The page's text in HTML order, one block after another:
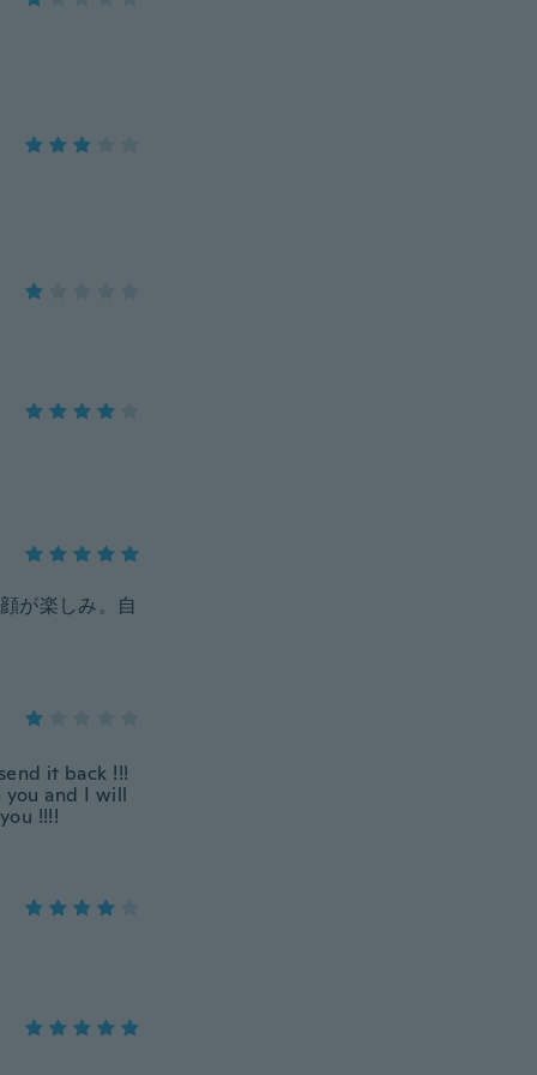
が楽しみ。自
it back !!!
and I will
!!!!